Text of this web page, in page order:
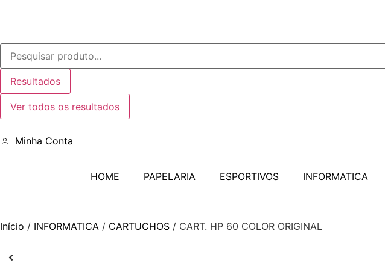
Resultados
Ver todos os resultados
Minha Conta
HOME PAPELARIA ESPORTIVOS INFORMATICA
Início / INFORMATICA / CARTUCHOS / CART. HP 60 COLOR ORIGINAL